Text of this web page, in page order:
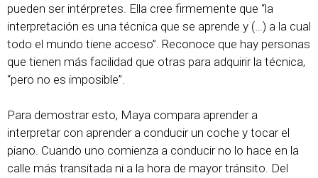
pueden ser intérpretes. Ella cree firmemente que “la
interpretación es una técnica que se aprende y (…) a la cual
todo el mundo tiene acceso”. Reconoce que hay personas
que tienen más facilidad que otras para adquirir la técnica,
“pero no es imposible”.
Para demostrar esto, Maya compara aprender a
interpretar con aprender a conducir un coche y tocar el
piano. Cuando uno comienza a conducir no lo hace en la
calle más transitada ni a la hora de mayor tránsito. Del